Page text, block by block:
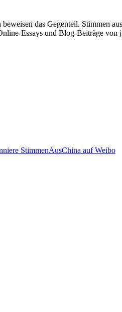
das Gegenteil. Stimmen
Essays und Blog-Beiträge von